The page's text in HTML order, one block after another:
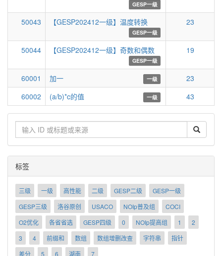
GESP一级
50043 【GESP202412一级】温度转换
GESP一级
23
50044 【GESP202412一级】奇数和偶数
GESP一级
19
60001 加一 一级
23
60002
(a/b)*c的值 一级 43
索
标签
三级 一级 高性能 二级 GESP二级
GESP一级
GESP三级
洛谷原创 USACO NOIp普及组
COCI
O2优化
各省省选 GESP四级 0 NOIp提高组 1
2
3
4 前缀和 数组 数组增删改查 字符串
指针
差分
5 6 湖南 7